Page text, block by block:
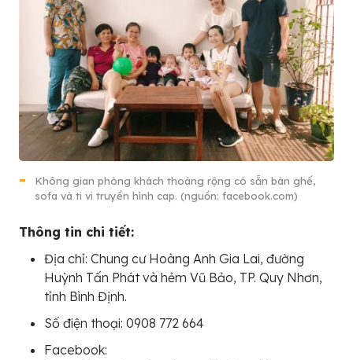
Không gian phòng khách thoáng rộng có sẵn bàn ghế,
sofa và ti vi truyền hình cap. (nguồn: facebook.com)
Thông tin chi tiết:
Địa chỉ: Chung cư Hoàng Anh Gia Lai, đường
Huỳnh Tấn Phát và hẻm Vũ Bảo, TP. Quy Nhơn,
tỉnh Bình Định.
Số điện thoại: 0908 772 664
Facebook: